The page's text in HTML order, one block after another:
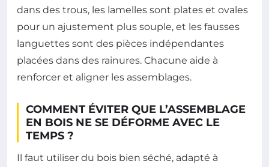
dans des trous, les lamelles sont plates et ovales
pour un ajustement plus souple, et les fausses
languettes sont des pièces indépendantes
placées dans des rainures. Chacune aide à
renforcer et aligner les assemblages.
COMMENT ÉVITER QUE L’ASSEMBLAGE
EN BOIS NE SE DÉFORME AVEC LE
TEMPS ?
Il faut utiliser du bois bien séché, adapté à